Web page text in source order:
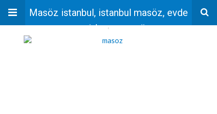
Masöz istanbul, istanbul masöz, evde
masaj, bayan masöz
'